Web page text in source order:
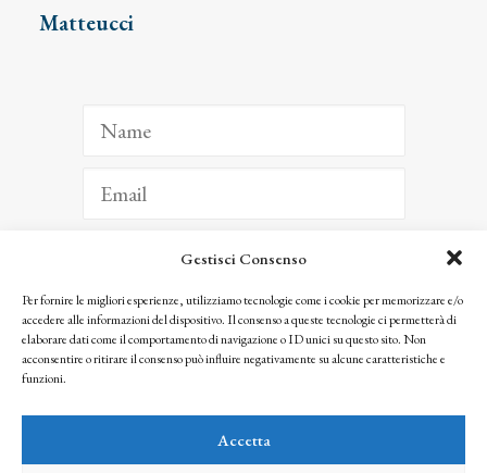
Gestisci Consenso
Per fornire le migliori esperienze, utilizziamo tecnologie come i cookie per memorizzare e/o
accedere alle informazioni del dispositivo. Il consenso a queste tecnologie ci permetterà di
elaborare dati come il comportamento di navigazione o ID unici su questo sito. Non
acconsentire o ritirare il consenso può influire negativamente su alcune caratteristiche e
funzioni.
Accetta
Matteucci
ISCRIVITI
Facendo clic per iscriverti, riconosci che le tue informazioni saranno trattate
seguendo la nostra Privacy Policy
© 2025 Istituto Matteucci. All right reserved
l’autorizzazione scritta dei proprietari dei diritti e dell’Istituto Matteucci